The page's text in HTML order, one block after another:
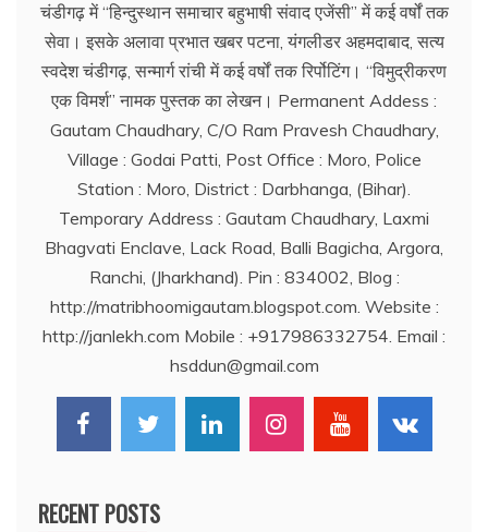
चंडीगढ़ में ‘‘हिन्दुस्थान समाचार बहुभाषी संवाद एजेंसी’’ में कई वर्षों तक
सेवा। इसके अलावा प्रभात खबर पटना, यंगलीडर अहमदाबाद, सत्य
स्वदेश चंडीगढ़, सन्मार्ग रांची में कई वर्षों तक रिर्पोटिंग। ‘‘विमुद्रीकरण
एक विमर्श’’ नामक पुस्तक का लेखन। Permanent Addess :
Gautam Chaudhary, C/O Ram Pravesh Chaudhary,
Village : Godai Patti, Post Office : Moro, Police
Station : Moro, District : Darbhanga, (Bihar).
Temporary Address : Gautam Chaudhary, Laxmi
Bhagvati Enclave, Lack Road, Balli Bagicha, Argora,
Ranchi, (Jharkhand). Pin : 834002, Blog :
http://matribhoomigautam.blogspot.com. Website :
http://janlekh.com Mobile : +917986332754. Email :
hsddun@gmail.com
RECENT POSTS